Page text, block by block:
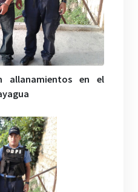
allanamientos en el